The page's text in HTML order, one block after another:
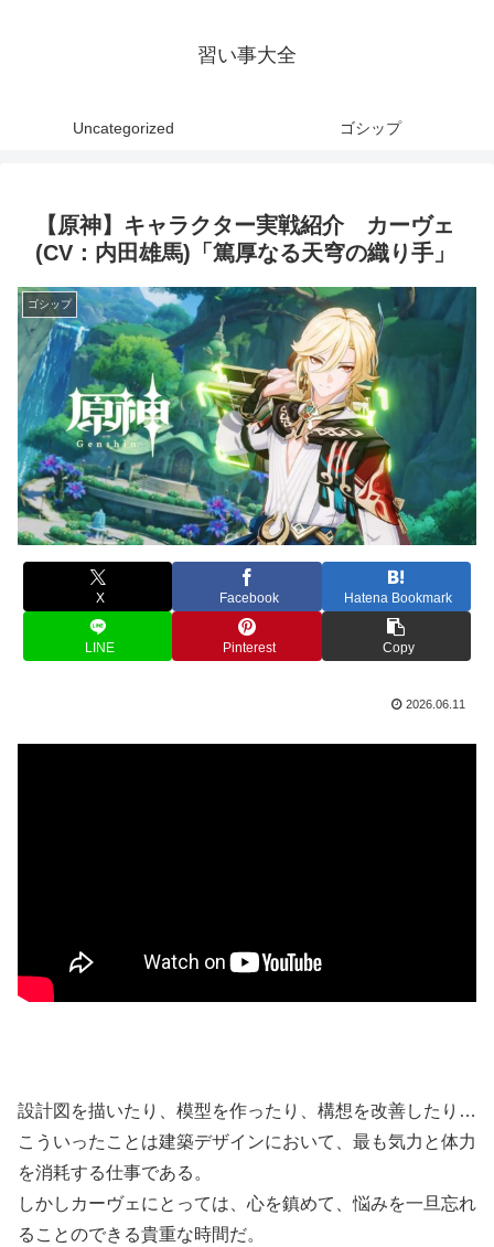
習い事大全
Uncategorized ゴシップ
【原神】キャラクター実戦紹介 カーヴェ
(CV：内田雄馬)「篤厚なる天穹の織り手」
ゴシップ
X Facebook Hatena Bookmark
LINE Pinterest Copy
2026.06.11
設計図を描いたり、模型を作ったり、構想を改善したり…
こういったことは建築デザインにおいて、最も気力と体力
を消耗する仕事である。
しかしカーヴェにとっては、心を鎮めて、悩みを一旦忘れ
ることのできる貴重な時間だ。